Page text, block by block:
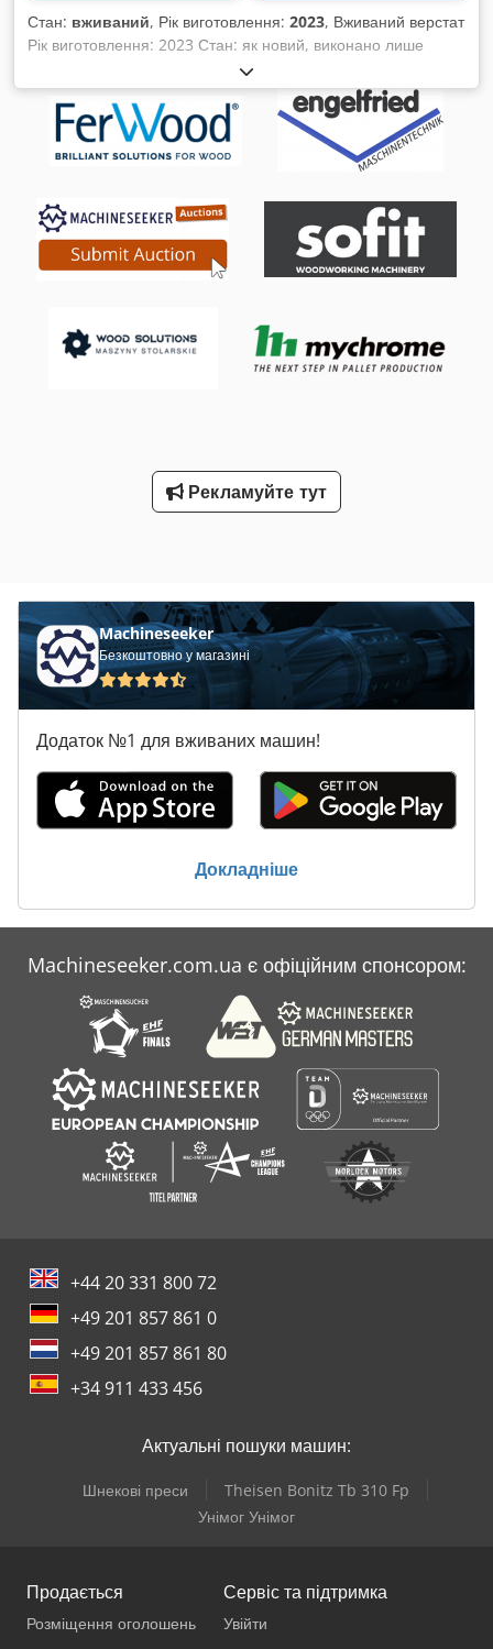
Стан: вживаний, Рік виготовлення: 2023, Вживаний верстат
Рік виготовлення: 2023 Стан: як новий, виконано лише
кілька свердлінь Оснащення та технічні характеристики:
Швидкість шпинделя: 3000 об/хв Ширина свердління: 240
мм Максимальна глибина свердління при 90°: 180 мм
Chedpfx Aozk Ni Tom Roa Регулювання висоти
свердлильної головки: 160 мм Діапазон затискання
Довжина робочого столу: 565 мм Ширина робочого столу:
315 мм Діаметр патрубка для відсмоктування: 90 мм
Вихідна потужність: 2,2 кВт Напруга живлення: 400 В
Частота мережі: 50 Гц Розміри: 1290 × 980 × 1270 мм Вага:
Рекламуйте тут
Machineseeker
Безкоштовно у магазині
Додаток №1 для вживаних машин!
Докладніше
Machineseeker.com.ua є офіційним спонсором:
+44 20 331 800 72
+49 201 857 861 0
+49 201 857 861 80
+34 911 433 456
Актуальні пошуки машин:
Шнекові преси
Theisen Bonitz Tb 310 Fp
Унімог Унімог
Продається
Розміщення оголошень
Сервіс та підтримка
Увійти